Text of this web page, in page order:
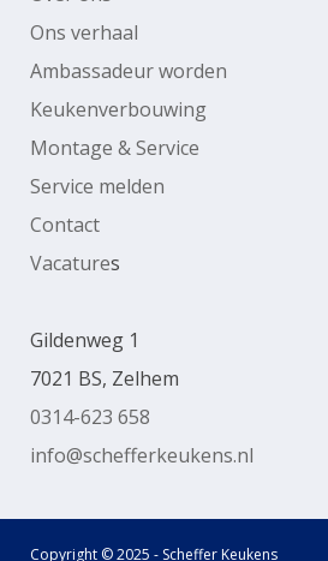
Ons verhaal
Ambassadeur worden
Keukenverbouwing
Montage & Service
Service melden
Contact
Vacatures
Gildenweg 1
7021 BS, Zelhem
0314-623 658
info@schefferkeukens.nl
Copyright © 2025 - Scheffer Keukens